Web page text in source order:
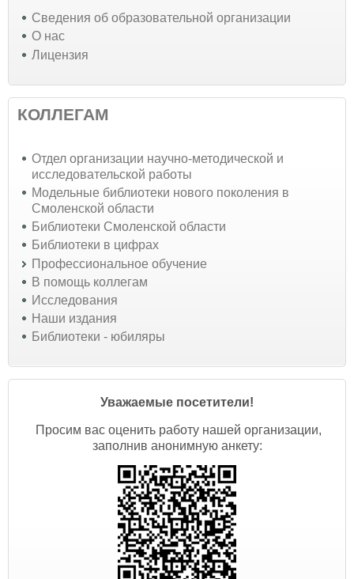
Cведения об образовательной организации
О нас
Лицензия
КОЛЛЕГАМ
Отдел организации научно-методической и
исследовательской работы
Модельные библиотеки нового поколения в
Смоленской области
Библиотеки Смоленской области
Библиотеки в цифрах
Профессиональное обучение
В помощь коллегам
Исследования
Наши издания
Библиотеки - юбиляры
Уважаемые посетители!
Просим вас оценить работу нашей организации,
заполнив анонимную анкету: